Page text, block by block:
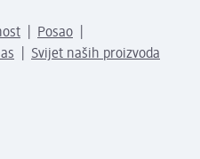
Posao
Svijet naših proizvoda